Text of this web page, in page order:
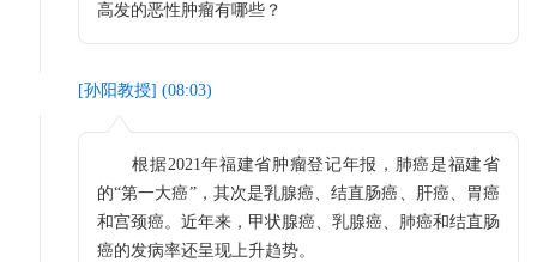
高发的恶性肿瘤有哪些？
[孙阳教授] (08:03)
根据2021年福建省肿瘤登记年报，肺癌是福建省
的“第一大癌”，其次是乳腺癌、结直肠癌、肝癌、胃癌
和宫颈癌。近年来，甲状腺癌、乳腺癌、肺癌和结直肠
癌的发病率还呈现上升趋势。